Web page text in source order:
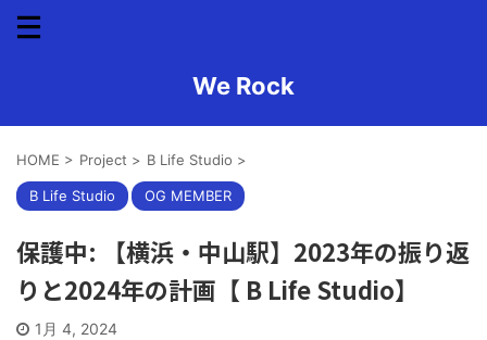
We Rock
HOME > Project > B Life Studio >
B Life Studio OG MEMBER
保護中: 【横浜・中山駅】2023年の振り返
りと2024年の計画【 B Life Studio】
1月 4, 2024